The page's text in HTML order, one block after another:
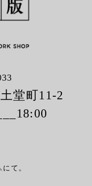
堂町11-2
にて。